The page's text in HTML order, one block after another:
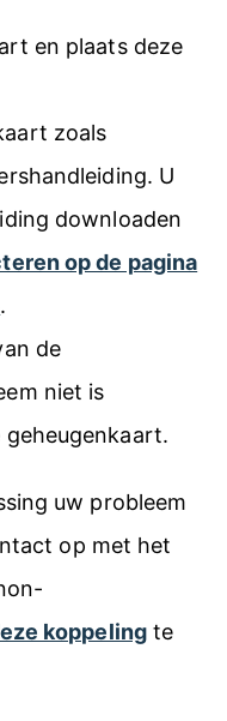
en plaats deze
zoals
U
downloaden
op de pagina
.
de
niet is
uw probleem
op met het
koppelingte